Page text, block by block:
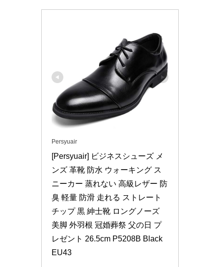
Persyuair
[Persyuair] ビジネスシューズ メ
ンズ 革靴 防水 ウォーキング ス
ニーカー 蒸れない 高級レザー 防
臭 軽量 防滑 走れる ストレート
チップ 黒 紳士靴 ロングノーズ
美脚 外羽根 冠婚葬祭 父の日 プ
レゼント 26.5cm P5208B Black
EU43